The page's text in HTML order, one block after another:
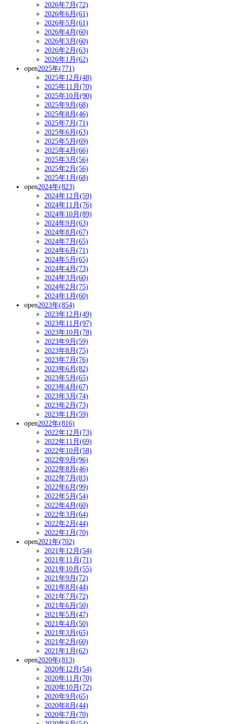
2026年7月(72)
2026年6月(61)
2026年5月(61)
2026年4月(60)
2026年3月(60)
2026年2月(63)
2026年1月(62)
open2025年(771)
2025年12月(48)
2025年11月(70)
2025年10月(90)
2025年9月(68)
2025年8月(46)
2025年7月(71)
2025年6月(63)
2025年5月(69)
2025年4月(66)
2025年3月(56)
2025年2月(56)
2025年1月(68)
open2024年(823)
2024年12月(59)
2024年11月(76)
2024年10月(89)
2024年9月(63)
2024年8月(67)
2024年7月(65)
2024年6月(71)
2024年5月(65)
2024年4月(73)
2024年3月(60)
2024年2月(75)
2024年1月(60)
open2023年(854)
2023年12月(49)
2023年11月(97)
2023年10月(78)
2023年9月(59)
2023年8月(75)
2023年7月(76)
2023年6月(82)
2023年5月(65)
2023年4月(67)
2023年3月(74)
2023年2月(73)
2023年1月(59)
open2022年(816)
2022年12月(73)
2022年11月(69)
2022年10月(58)
2022年9月(96)
2022年8月(46)
2022年7月(83)
2022年6月(99)
2022年5月(54)
2022年4月(60)
2022年3月(64)
2022年2月(44)
2022年1月(70)
open2021年(702)
2021年12月(54)
2021年11月(71)
2021年10月(55)
2021年9月(72)
2021年8月(44)
2021年7月(72)
2021年6月(50)
2021年5月(47)
2021年4月(50)
2021年3月(65)
2021年2月(60)
2021年1月(62)
open2020年(813)
2020年12月(54)
2020年11月(70)
2020年10月(72)
2020年9月(65)
2020年8月(44)
2020年7月(70)